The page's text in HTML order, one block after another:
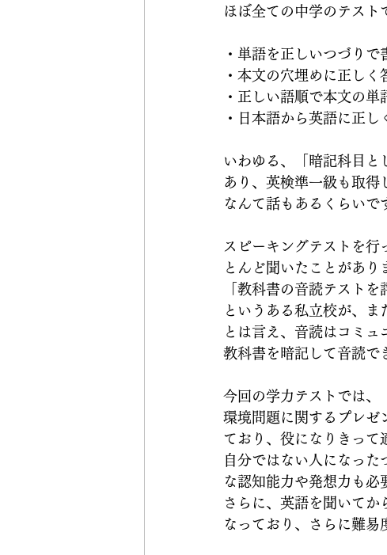
ほぼ全ての中学のテスト
・単語を正しいつづりで
・本文の穴埋めに正しく
・正しい語順で本文の
・日本語から英語に正し
いわゆる、「暗記科目と
あり、英検準一級も取得
なんて話もあるくらいで
スピーキングテストを
とんど聞いたことがあり
「教科書の音読テストを
というある私立校が、ま
とは言え、音読はコミュ
教科書を暗記して音読で
今回の学力テストでは、
環境問題に関するプレゼ
ており、役になりきって
自分ではない人になっ
な認知能力や発想力も必
さらに、英語を聞いてか
なっており、さらに難易